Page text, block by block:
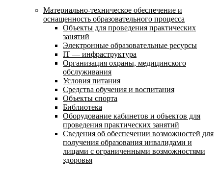
Материально-техническое обеспечение и
оснащенность образовательного процесса
Объекты для проведения практических
занятий
Электронные образовательные ресурсы
IT — инфраструктура
Организация охраны, медицинского
обслуживания
Условия питания
Средства обучения и воспитания
Объекты спорта
Библиотека
Оборудование кабинетов и объектов для
проведения практических занятий
Сведения об обеспечении возможностей для
получения образования инвалидами и
лицами с ограниченными возможностями
здоровья